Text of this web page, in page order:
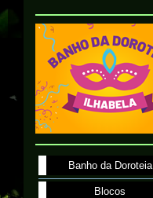
Banho da Doroteia
Blocos